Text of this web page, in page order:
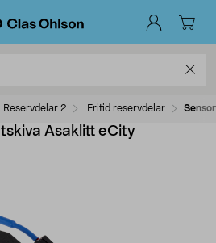
Reservdelar 2 Fritid reservdelar
Asaklitt eCity